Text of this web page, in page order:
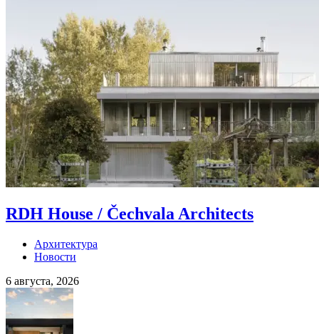
RDH House / Čechvala Architects
Архитектура
Новости
6 августа, 2026